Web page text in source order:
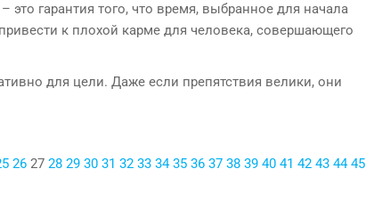
это гарантия того, что время, выбранное для начала
к плохой карме для человека, совершающего
для цели. Даже если препятствия велики, они
26 27 28 29 30 31 32 33 34 35 36 37 38 39 40 41 42 43 44 45